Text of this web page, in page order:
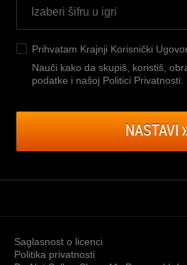
Prihvatam Krajnji Korisnički
Nauči kako da skupiš, koristiš,
podatke i našoj Politici Privatnosti
NASTAVI
Saglasnost o licenci
Politika privatnosti